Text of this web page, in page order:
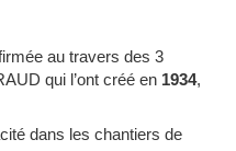
au travers des 3
qui l’ont créé en 1934,
dans les chantiers de